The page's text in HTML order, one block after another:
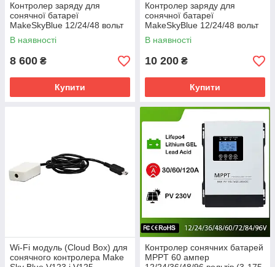
Контролер заряду для
сонячної батареї
MakeSkyBlue 12/24/48 вольт
80 ампер MPPT V124 з wi-fi
В наявності
8 600 ₴
Купити
Контролер заряду для
сонячної батареї
MakeSkyBlue 12/24/48 вольт
100 ампер MPPT V124 з wi-fi
В наявності
10 200 ₴
Купити
Wi-Fi модуль (Cloud Box) для
сонячного контролера Make
Контролер сонячних батарей
MPPT 60 ампер